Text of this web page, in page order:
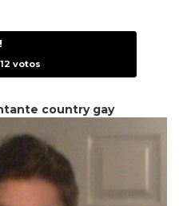
12 votos
country gay